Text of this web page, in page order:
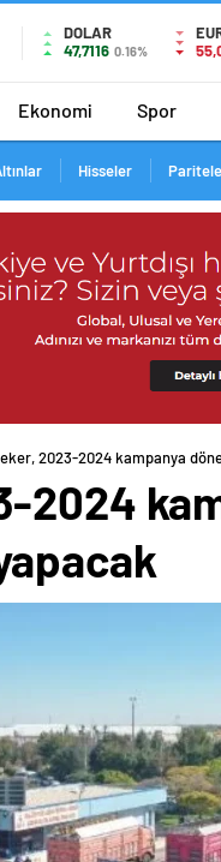
DOLAR
47,7116 0.16%
Ekonomi Spor
Hisseler
2023-2024 kampanya
2024